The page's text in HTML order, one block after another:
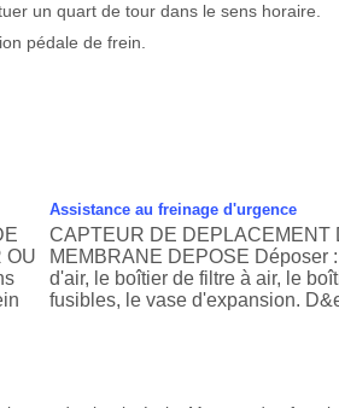
un quart de tour dans le sens horaire.
pédale de frein.
OU
Assistance au freinage d'urgence
CAPTEUR DE DEPLACEMENT
MEMBRANE DEPOSE Déposer
d'air, le boîtier de filtre à air, le
fusibles, le vase d'expansion.